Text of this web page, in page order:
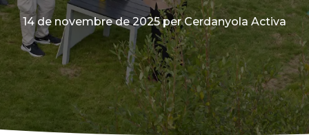
14 de novembre de 2025 per Cerdanyola Activa